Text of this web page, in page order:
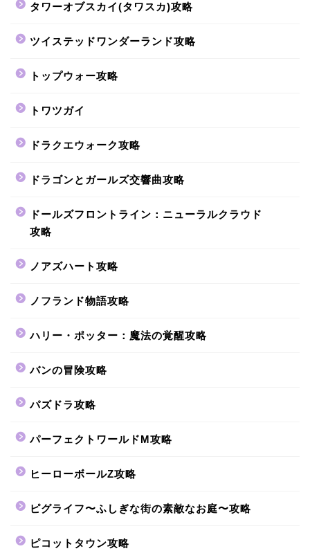
タワーオブスカイ(タワスカ)攻略
ツイステッドワンダーランド攻略
トップウォー攻略
トワツガイ
ドラクエウォーク攻略
ドラゴンとガールズ交響曲攻略
ドールズフロントライン：ニューラルクラウド
攻略
ノアズハート攻略
ノフランド物語攻略
ハリー・ポッター：魔法の覚醒攻略
バンの冒険攻略
パズドラ攻略
パーフェクトワールドM攻略
ヒーローボールZ攻略
ピグライフ〜ふしぎな街の素敵なお庭〜攻略
ピコットタウン攻略